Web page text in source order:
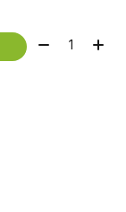
Quantité: